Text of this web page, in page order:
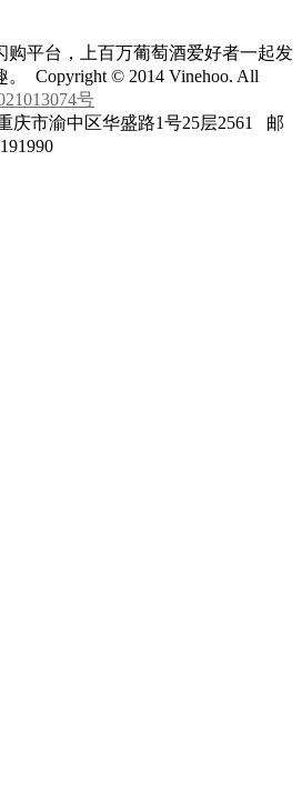
购平台，上百万葡萄酒爱好者一起发
Copyright © 2014 Vinehoo. All
号
庆市渝中区华盛路1号25层2561 邮